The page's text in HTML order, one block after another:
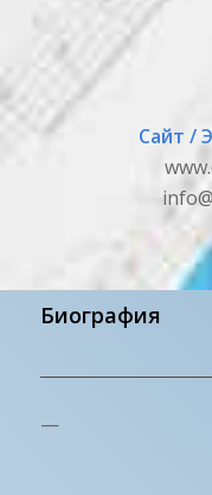
Сайт /
Биография
—